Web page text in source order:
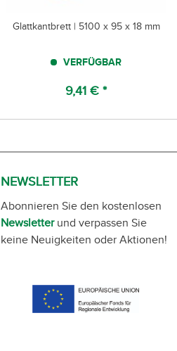
Glattkantbrett | 5100 x 95 x 18 mm
VERFÜGBAR
9,41 € *
NEWSLETTER
Abonnieren Sie den kostenlosen
Newsletterund verpassen Sie
keine Neuigkeiten oder Aktionen!